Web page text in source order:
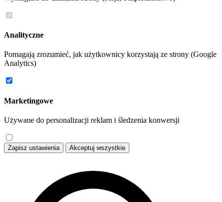
Analityczne
Pomagają zrozumieć, jak użytkownicy korzystają ze strony (Google
Analytics)
Marketingowe
Używane do personalizacji reklam i śledzenia konwersji
Zapisz ustawienia Akceptuj wszystkie